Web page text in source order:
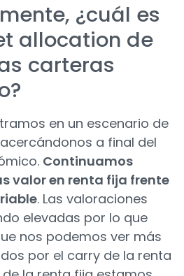
¿cuál es
allocation de
carteras
en un escenario de
a final del
Continuamos
valor en renta fija frente
. Las valoraciones
elevadas por lo que
nos podemos ver más
por el carry de la renta